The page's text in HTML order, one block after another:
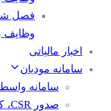
فصل
وظایف
اخبار مالیاتی
سامانه مودیان
سامانه
صدور CSR، کلید عمومی و خصوصی